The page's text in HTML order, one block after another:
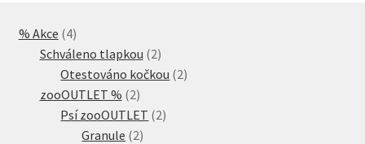
% Akce 44
produkty
Schváleno tlapkou 22
produkty
Otestováno kočkou 22
zooOUTLET % 22
produkty
Psí zooOUTLET 22
Granule 22